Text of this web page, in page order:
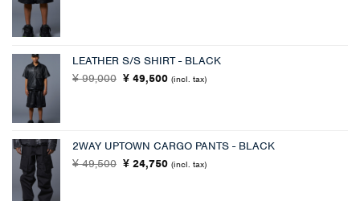
¥ 94,600
で
は
¥ 56,760
LEATHER S/S SHIRT - BLACK
¥99,000 元
¥ 99,000
で
¥ 49,500現
は
¥ 49,500
(incl. tax)
2WAY UPTOWN CARGO PANTS - BLACK
¥49,500 元
¥ 24,750現(incl. tax)